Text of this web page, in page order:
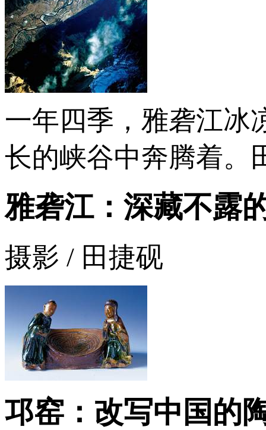
一年四季，雅砻江冰
长的峡谷中奔腾着。
雅砻江：深藏不露
摄影 / 田捷砚
邛窑：改写中国的